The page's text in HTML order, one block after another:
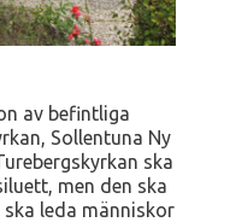
av befintliga
Sollentuna Ny
ska
men den ska
ska leda människor